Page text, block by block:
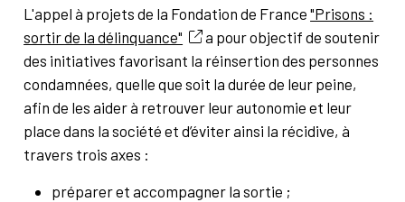
L'appel à projets de la Fondation de France"Prisons :
sortir de la délinquance"
a pour objectif de soutenir
des initiatives favorisant la réinsertion des personnes
condamnées, quelle que soit la durée de leur peine,
afin de les aider à retrouver leur autonomie et leur
place dans la société et d’éviter ainsi la récidive, à
travers trois axes :
préparer et accompagner la sortie ;